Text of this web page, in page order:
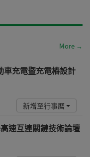
More →
車充電暨充電樁設計
新增至行事曆
速互連關鍵技術論壇